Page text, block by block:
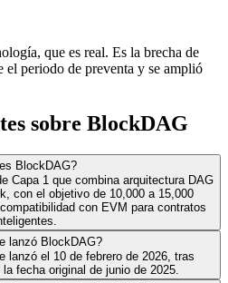
que es real. Es la brecha de
el periodo de preventa y se amplió
sobre BlockDAG
BlockDAG?
Capa 1 que combina arquitectura DAG
con el objetivo de 10,000 a 15,000
con EVM para contratos
lanzó BlockDAG?
lanzó el 10 de febrero de 2026, tras
fecha original de junio de 2025.